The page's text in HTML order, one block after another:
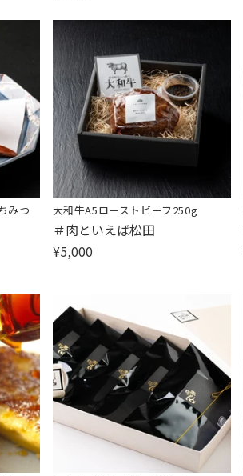
みつ
大和牛A5ローストビーフ250g
販
売
＃肉といえば松田
¥5,000